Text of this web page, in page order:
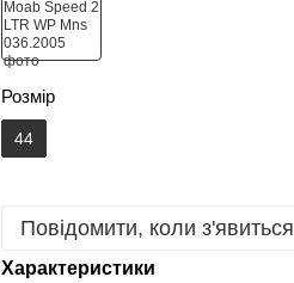
Розмір
44
Повідомити, коли з'явиться
Характеристики